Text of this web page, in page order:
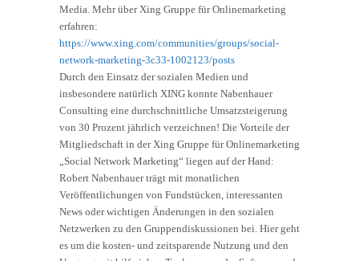
Media. Mehr über Xing Gruppe für Onlinemarketing
erfahren:
https://www.xing.com/communities/groups/social-
network-marketing-3c33-1002123/posts
Durch den Einsatz der sozialen Medien und
insbesondere natürlich XING konnte Nabenhauer
Consulting eine durchschnittliche Umsatzsteigerung
von 30 Prozent jährlich verzeichnen! Die Vorteile der
Mitgliedschaft in der Xing Gruppe für Onlinemarketing
„Social Network Marketing“ liegen auf der Hand:
Robert Nabenhauer trägt mit monatlichen
Veröffentlichungen von Fundstücken, interessanten
News oder wichtigen Änderungen in den sozialen
Netzwerken zu den Gruppendiskussionen bei. Hier geht
es um die kosten- und zeitsparende Nutzung und den